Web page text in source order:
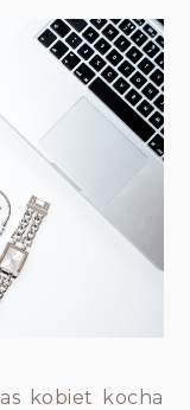
kobiet kocha